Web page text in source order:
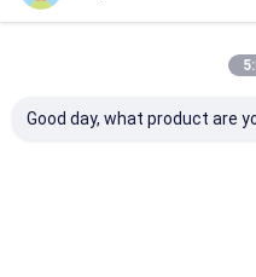
Good day, what product are